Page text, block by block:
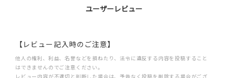
ユーザーレビュー
【レビュー記入時のご注意】
他人の権利、利益、名誉などを損ねたり、法令に違反する内容を投稿すること
はできませんのでご注意ください。
レビュー内容が不適切と判断した場合は、予告なく投稿を削除する場合がござ